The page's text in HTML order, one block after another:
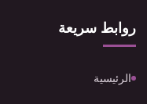
روابط سريعة
الرئيسية